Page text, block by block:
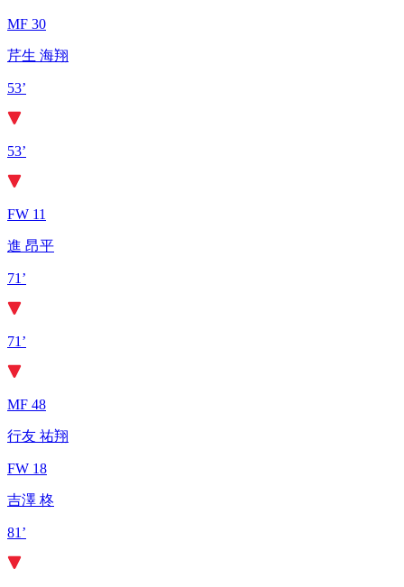
MF 30
芹生 海翔
53’
53’
FW 11
進 昂平
71’
71’
MF 48
行友 祐翔
FW 18
吉澤 柊
81’